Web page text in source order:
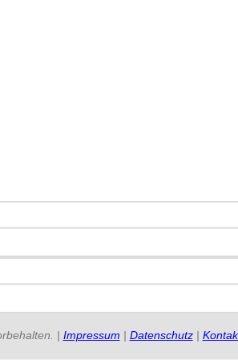
| Impressum | Datenschutz|